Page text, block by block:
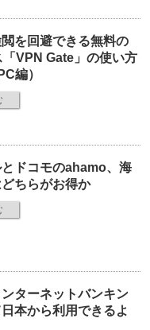
を回避できる無料の
VPN Gate」の使い方
編）
ドコモのahamo、海
ちらがお得か
ターネットバンキン
本から利用できるよ